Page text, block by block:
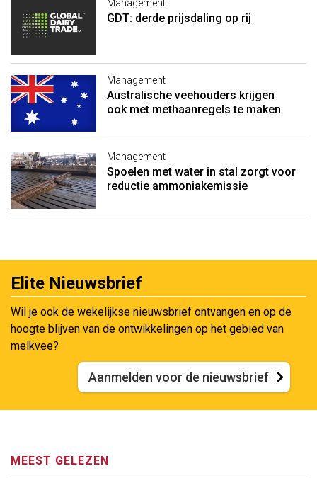
Management
GDT: derde prijsdaling op rij
Management
Australische veehouders krijgen
ook met methaanregels te maken
Management
Spoelen met water in stal zorgt voor
reductie ammoniakemissie
Elite Nieuwsbrief
Wil je ook de wekelijkse nieuwsbrief ontvangen en op de
hoogte blijven van de ontwikkelingen op het gebied van
melkvee?
Aanmelden voor de nieuwsbrief
MEEST GELEZEN